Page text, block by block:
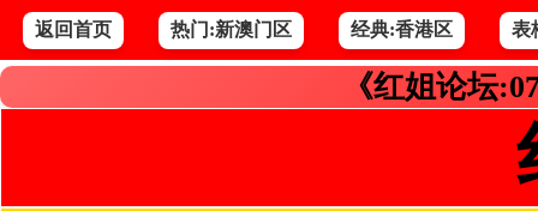
返回首页 热门:新澳门区 经典:香港区 表
《红姐论坛